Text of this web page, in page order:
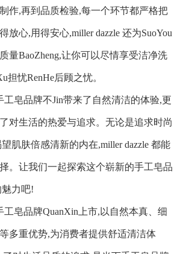
作,再到品质检验,每一个环节都严格把
放心,用得安心,miller dazzle 还为SuoYou
量BaoZheng,让你可以尽情享受洁净洗
担忧RenHe后顾之忧。
工皂品牌不Jin带来了自然清洁的体验,更
对生活的热爱与追求。无论是追求时尚
肌肤倍感清新的内在,miller dazzle 都能
。让我们一起探索这个崭新的手工皂品
力吧!
工皂品牌QuanXin上市,以自然本真、细
多重优势,为消费者提供舒适清洁体